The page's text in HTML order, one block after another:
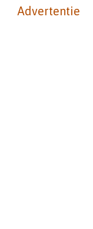
Advertentie